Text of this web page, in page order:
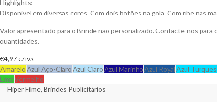
Highlights:
Disponível em diversas cores. Com dois botões na gola. Com ribe nas
Valor apresentado para o Brinde não personalizado. Contacte-nos
quantidades.
€4,97 C/ IVA
AmareloAzul Aço-ClaroAzul ClaroAzul MarinhoAzul RoyalAzul
LimaVermelho
Hiper Filme, Brindes Publicitários